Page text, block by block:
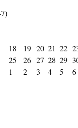
18agosto
18,
2026
19agosto
19,
2026
20agosto
20,
2026
21 agosto
21,
2026
22
22,
25 agosto
25,
26agosto
26,
27agosto
27,
28agosto
28,
29
29,
1 septiembre
2septiembre
3 septiembre
4 5 6